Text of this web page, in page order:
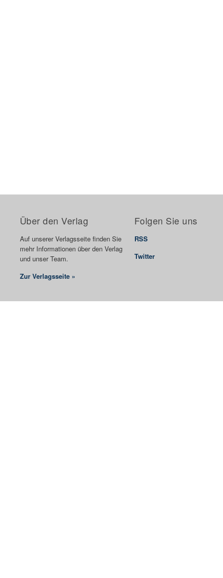
Über den Verlag
Auf unserer Verlagsseite finden Sie
mehr Informationen über den Verlag
und unser Team.
Zur Verlagsseite »
Folgen Sie uns
RSS
Twitter